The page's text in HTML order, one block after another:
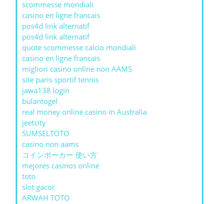
scommesse mondiali
casino en ligne francais
pos4d link alternatif
pos4d link alternatif
quote scommesse calcio mondiali
casino en ligne francais
migliori casino online non AAMS
site paris sportif tennis
jawa138 login
bulantogel
real money online casino in Australia
jeetcity
SUMSELTOTO
casino non aams
コインポーカー 使い方
mejores casinos online
toto
slot gacor
ARWAH TOTO